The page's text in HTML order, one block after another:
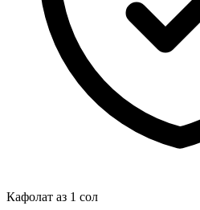
Кафолат аз 1 сол